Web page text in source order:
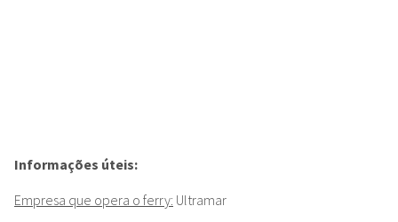
Informações úteis:
Empresa que opera o ferry: Ultramar